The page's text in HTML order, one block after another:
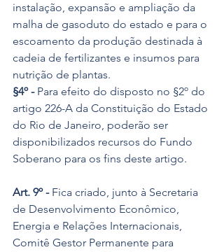
instalação, expansão e ampliação da
malha de gasoduto do estado e para o
escoamento da produção destinada à
cadeia de fertilizantes e insumos para
nutrição de plantas.
§4º - Para efeito do disposto no §2º do
artigo 226-A da Constituição do Estado
do Rio de Janeiro, poderão ser
disponibilizados recursos do Fundo
Soberano para os fins deste artigo.
Art. 9º - Fica criado, junto à Secretaria
de Desenvolvimento Econômico,
Energia e Relações Internacionais,
Comitê Gestor Permanente para